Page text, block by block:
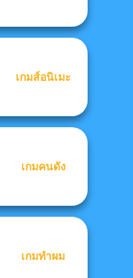
เกมส์อนิเมะ
เกมคนดัง
เกมทำผม